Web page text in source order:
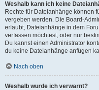
Weshalb kann ich keine
Rechte für Dateianhänge können
vergeben werden. Die Board-
erlaubt, Dateianhänge in dem
verfassen möchtest, oder nur
Du kannst einen Administrator
du keine Dateianhänge anfügen
Nach oben
Weshalb wurde ich verwarnt?